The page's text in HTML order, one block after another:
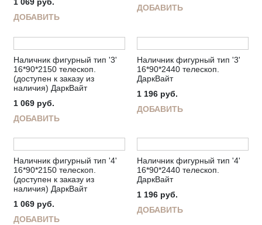
ДОБАВИТЬ
ДОБАВИТЬ
Наличник фигурный тип '3'
16*90*2150 телескоп.
(доступен к заказу из
наличия) ДаркВайт
1 069 руб.
ДОБАВИТЬ
Наличник фигурный тип '3'
16*90*2440 телескоп.
ДаркВайт
1 196 руб.
ДОБАВИТЬ
Наличник фигурный тип '4'
16*90*2150 телескоп.
(доступен к заказу из
наличия) ДаркВайт
1 069 руб.
ДОБАВИТЬ
Наличник фигурный тип '4'
16*90*2440 телескоп.
ДаркВайт
1 196 руб.
ДОБАВИТЬ